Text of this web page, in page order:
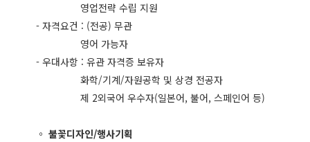
영업전략 수립 지원
- 자격요건 : (전공) 무관
영어 가능자
- 우대사항 : 유관 자격증 보유자
화학/기계/자원공학 및 상경 전공자
제 2외국어 우수자(일본어, 불어, 스페인어 등)
◦ 불꽃디자인/행사기획